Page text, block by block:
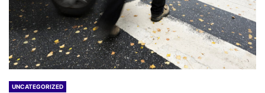
UNCATEGORIZED